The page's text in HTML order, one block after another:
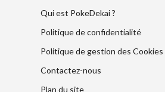
Qui est PokeDekai ?
Politique de confidentialité
Politique de gestion des Cookies
Contactez-nous
Plan du site